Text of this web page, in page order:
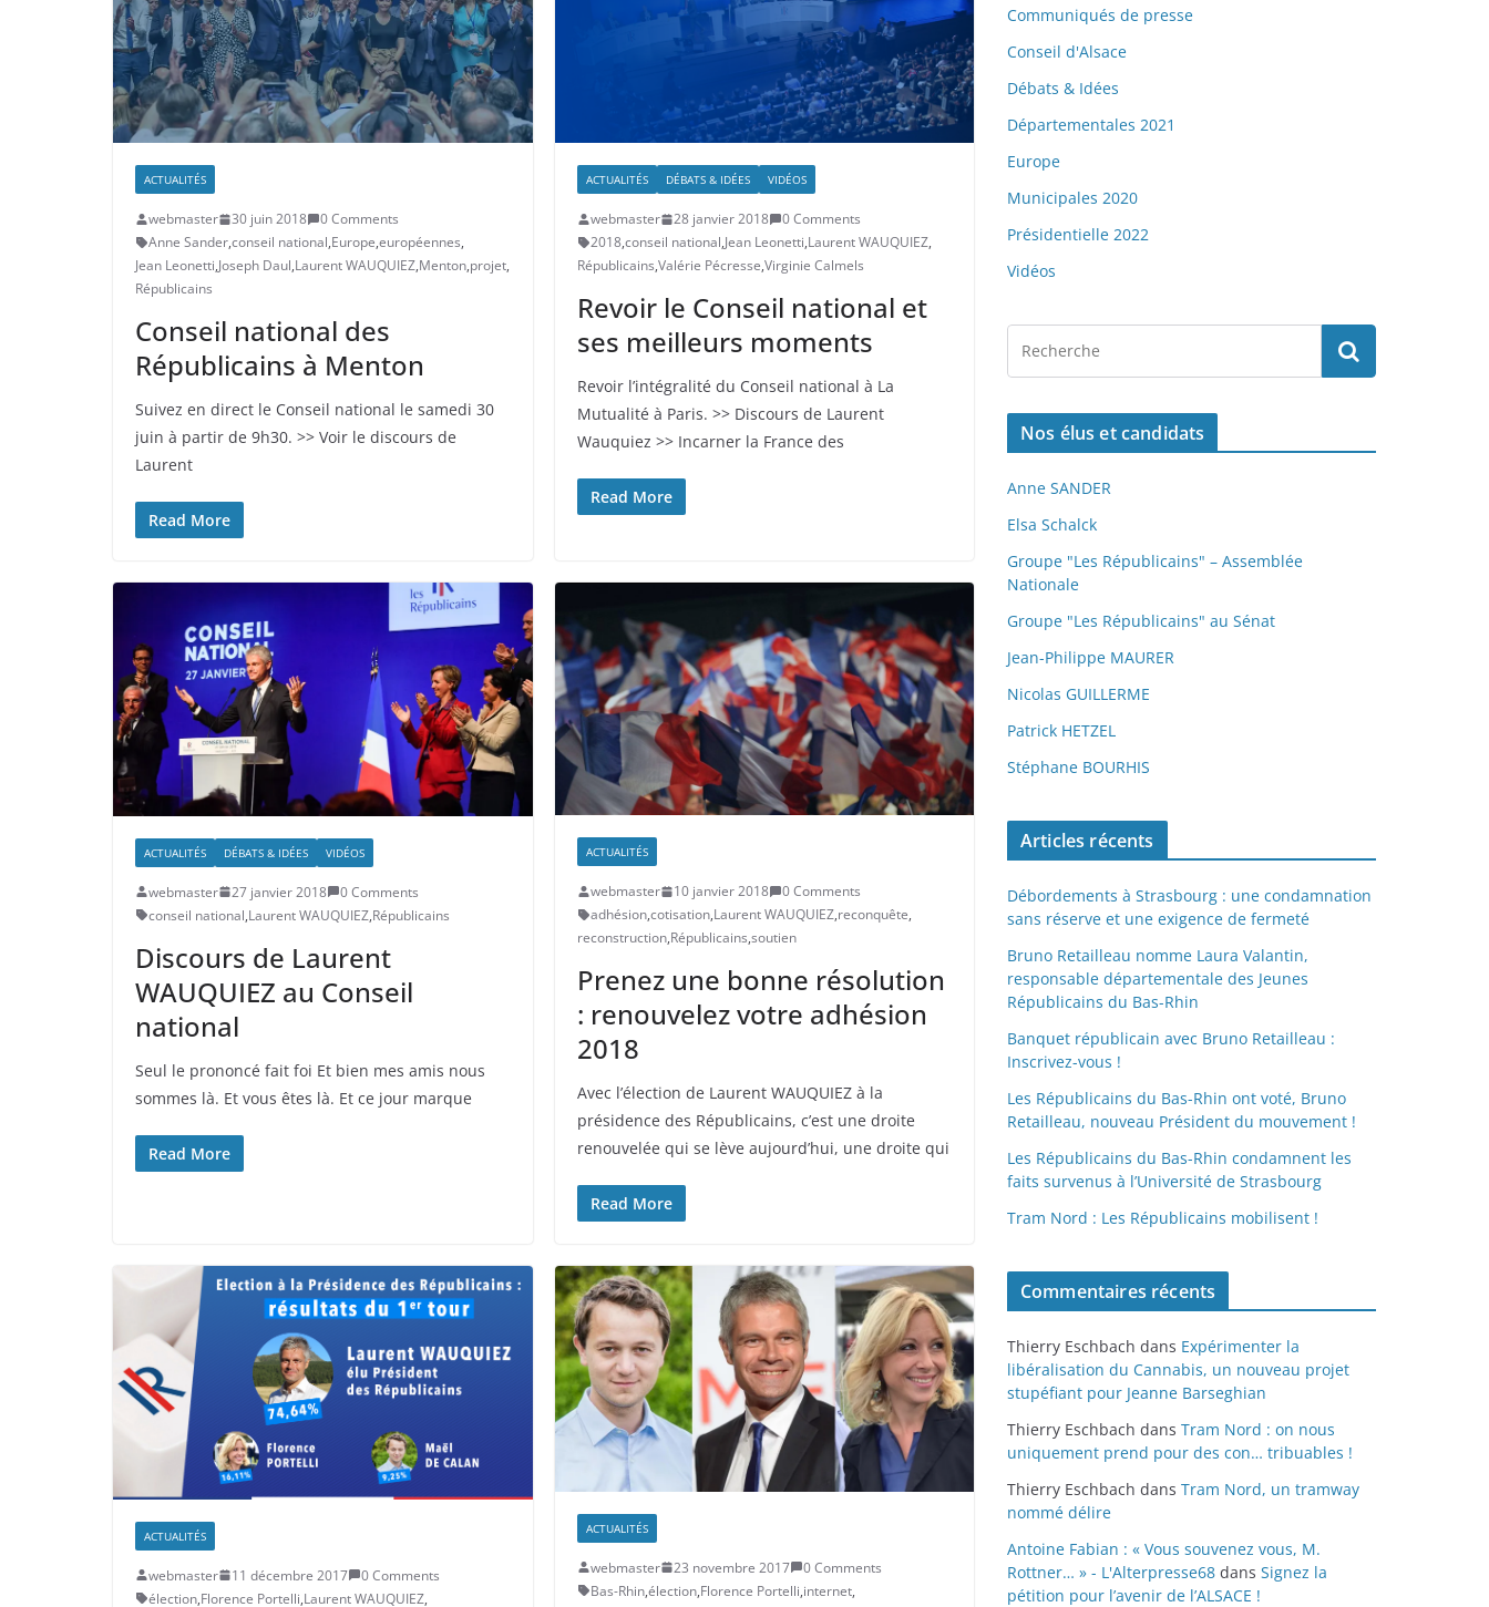
ACTUALITÉS
webmaster 30 juin 2018
0 Comments
Anne Sander,conseil national,Europe,européennes,
Jean Leonetti,Joseph Daul,Laurent WAUQUIEZ,Menton,projet,
Républicains
Conseil national des
Républicains à Menton
Suivez en direct le Conseil national le samedi 30
juin à partir de 9h30. >> Voir le discours de
Laurent
Read More
ACTUALITÉS DÉBATS & IDÉES VIDÉOS
webmaster 28 janvier 2018
0 Comments
2018,conseil national,Jean Leonetti,Laurent WAUQUIEZ,
Républicains,Valérie Pécresse,Virginie Calmels
Revoir le Conseil national et
ses meilleurs moments
Revoir l’intégralité du Conseil national à La
Mutualité à Paris. >> Discours de Laurent
Wauquiez >> Incarner la France des
Read More
ACTUALITÉS DÉBATS & IDÉES VIDÉOS
webmaster 27 janvier 2018
0 Comments
conseil national,Laurent WAUQUIEZ,Républicains
Discours de Laurent
WAUQUIEZ au Conseil
national
Seul le prononcé fait foi Et bien mes amis nous
sommes là. Et vous êtes là. Et ce jour marque
Read More
ACTUALITÉS
webmaster 10 janvier 2018
0 Comments
adhésion,cotisation,Laurent WAUQUIEZ,reconquête,
reconstruction,Républicains,soutien
Prenez une bonne résolution
: renouvelez votre adhésion
2018
Avec l’élection de Laurent WAUQUIEZ à la
présidence des Républicains, c’est une droite
renouvelée qui se lève aujourd’hui, une droite qui
Read More
ACTUALITÉS
webmaster 11 décembre 2017
0 Comments
élection,Florence Portelli,Laurent WAUQUIEZ,
ACTUALITÉS
webmaster 23 novembre 2017
0 Comments
Bas-Rhin,élection,Florence Portelli,internet,
Communiqués de presse
Conseil d'Alsace
Débats & Idées
Départementales 2021
Europe
Municipales 2020
Présidentielle 2022
Vidéos
Nos élus et candidats
Anne SANDER
Elsa Schalck
Groupe "Les Républicains" – Assemblée
Nationale
Groupe "Les Républicains" au Sénat
Jean-Philippe MAURER
Nicolas GUILLERME
Patrick HETZEL
Stéphane BOURHIS
Articles récents
Débordements à Strasbourg : une condamnation
sans réserve et une exigence de fermeté
Bruno Retailleau nomme Laura Valantin,
responsable départementale des Jeunes
Républicains du Bas-Rhin
Banquet républicain avec Bruno Retailleau :
Inscrivez-vous !
Les Républicains du Bas-Rhin ont voté, Bruno
Retailleau, nouveau Président du mouvement !
Les Républicains du Bas-Rhin condamnent les
faits survenus à l’Université de Strasbourg
Tram Nord : Les Républicains mobilisent !
Commentaires récents
Thierry Eschbach dans Expérimenter la
libéralisation du Cannabis, un nouveau projet
stupéfiant pour Jeanne Barseghian
Thierry Eschbach dans Tram Nord : on nous
uniquement prend pour des con… tribuables !
Thierry Eschbach dans Tram Nord, un tramway
nommé délire
Antoine Fabian : « Vous souvenez vous, M.
Rottner… » - L'Alterpresse68 dans Signez la
pétition pour l’avenir de l’ALSACE !